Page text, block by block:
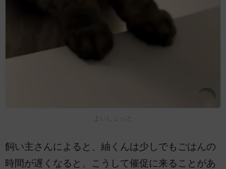
よいしょっと
飼い主さんによると、紬くんは少しでもごはんの
時間が遅くなると、こうして催促に来ることがあ